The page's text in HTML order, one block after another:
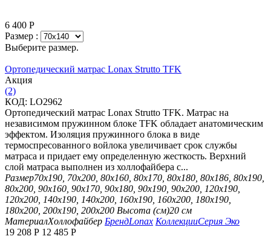
6 400 Р
Размер :
Выберите размер.
Ортопедический матрас Lonax Strutto TFK
Aкция
(2)
КОД: LO2962
Ортопедический матрас Lonax Strutto TFK. Матрас на
независимом пружинном блоке TFK обладает анатомическим
эффектом. Изоляция пружинного блока в виде
термоспресованного войлока увеличивает срок службы
матраса и придает ему определенную жесткость. Верхний
слой матраса выполнен из холлофайбера с...
Размер70х190, 70х200, 80х160, 80х170, 80х180, 80х186, 80х190,
80х200, 90х160, 90х170, 90х180, 90х190, 90х200, 120х190,
120х200, 140х190, 140х200, 160х190, 160х200, 180х190,
180х200, 200х190, 200х200 Высота (см)20 см
МатериалХоллофайбер БрендLonax КоллекцииСерия Эко
19 208 Р 12 485 Р